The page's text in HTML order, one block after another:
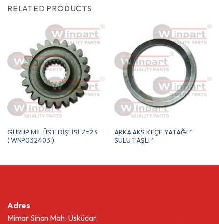
RELATED PRODUCTS
GURUP MİL ÜST DİŞLİSİ Z=23
( WNP032403 )
ARKA AKS KEÇE YATAĞI *
SULU TAŞLI *
Adres
Mimar Sinan Mah. Üsküdar